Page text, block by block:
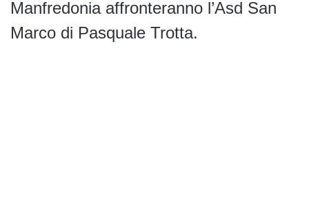
Manfredonia affronteranno l’Asd San
Marco di Pasquale Trotta.